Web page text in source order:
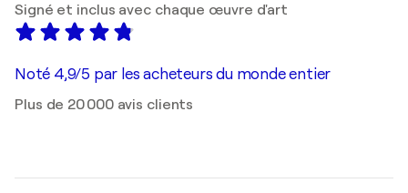
Signé et inclus avec chaque œuvre d'art
Noté 4,9/5 par les acheteurs du monde entier
Plus de 20 000 avis clients